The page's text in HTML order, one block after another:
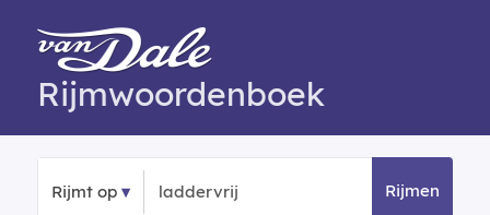
Rijmwoordenboek
Rijmt op Rijmen